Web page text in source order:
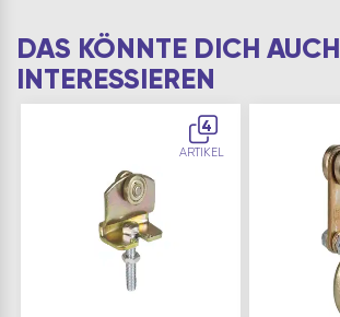
DAS KÖNNTE DICH AUCH
INTERESSIEREN
4
ARTIKEL